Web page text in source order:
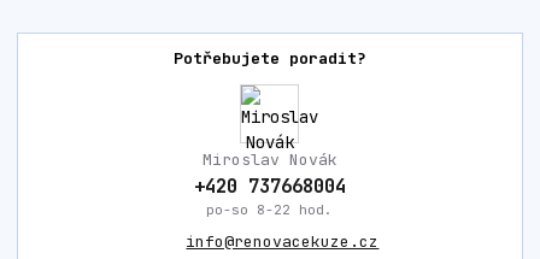
Potřebujete poradit?
Miroslav Novák
+420 737668004
po-so 8-22 hod.
info@renovacekuze.cz